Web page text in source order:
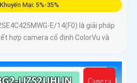
Mại: 5%-35%
E/14(F0) là giải pháp
hợp camera cố định ColorVu và